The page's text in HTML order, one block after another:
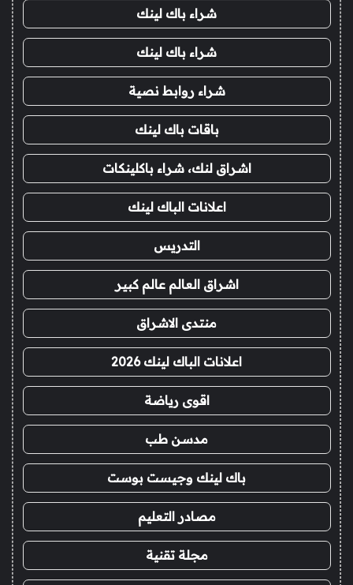
شراء باك لينك
شراء باك لينك
شراء روابط نصية
باقات باك لينك
اشراق لنك، شراء باكلينكات
اعلانات الباك لينك
التدريس
اشراق العالم عالم كبير
منتدى الاشراق
اعلانات الباك لينك 2026
اقوى رياضة
مدسن طب
باك لينك وجيست بوست
مصادر التعليم
مجلة تقنية